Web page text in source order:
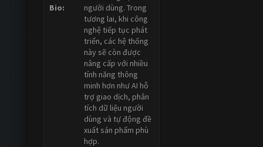
Bio:
người dùng. Trong
tương lai, khi công
nghệ tiếp tục phát
triển, các hệ thống
này sẽ còn được
nâng cấp với nhiều
tính năng thông
minh hơn như AI hỗ
trợ giao dịch, phân
tích dữ liệu người
dùng và tự động đề
xuất sản phẩm phù
hợp.